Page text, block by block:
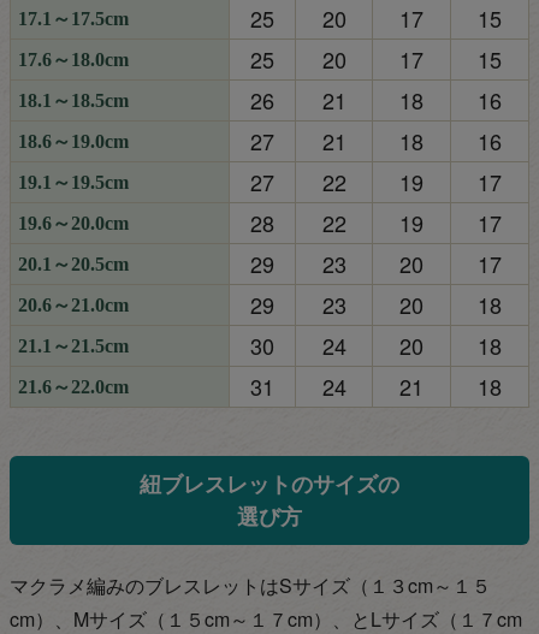
17.1～17.5cm 25 20 17 15
17.6～18.0cm 25 20 17 15
18.1～18.5cm 26 21 18 16
18.6～19.0cm 27 21 18 16
19.1～19.5cm 27 22 19 17
19.6～20.0cm 28 22 19 17
20.1～20.5cm 29 23 20 17
20.6～21.0cm 29 23 20 18
21.1～21.5cm 30 24 20 18
21.6～22.0cm 31 24 21 18
紐ブレスレットのサイズの
選び方
マクラメ編みのブレスレットはSサイズ（１３cm～１５
cm）、Mサイズ（１５cm～１７cm）、とLサイズ（１７cm